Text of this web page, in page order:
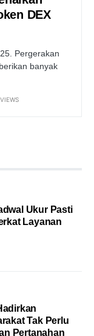
DEX
Pergerakan
banyak
Ukur Pasti
Layanan
Tak Perlu
Pertanahan